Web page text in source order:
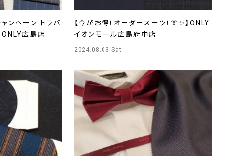
ャンペーン トラバ
ONLY広島店
【今がお得！オーダースーツ！👔✨】ONLY
イオンモール広島府中店
2024.08.03 Sat